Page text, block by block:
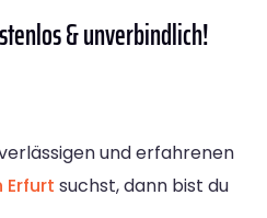
& unverbindlich!
und erfahrenen
Erfurt suchst, dann bist du